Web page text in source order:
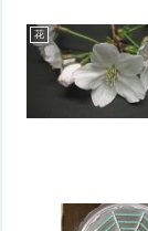
花